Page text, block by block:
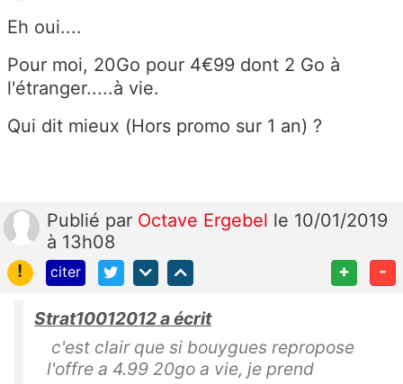
Eh oui....
Pour moi, 20Go pour 4€99 dont 2 Go à
l'étranger.....à vie.
Qui dit mieux (Hors promo sur 1 an) ?
Publié par Octave Ergebel le 10/01/2019
à 13h08
!
citer + -
Strat10012012 a écrit
c'est clair que si bouygues repropose
l'offre a 4.99 20go a vie, je prend